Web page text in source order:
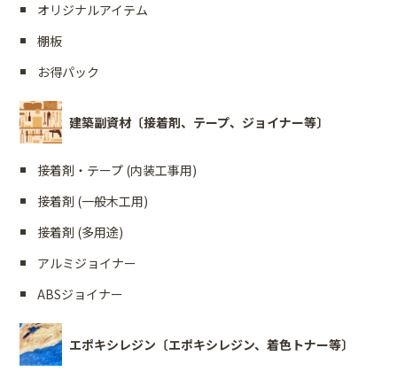
オリジナルアイテム
棚板
お得パック
建築副資材〔接着剤、テープ、ジョイナー等〕
接着剤・テープ (内装工事用)
接着剤 (一般木工用)
接着剤 (多用途)
アルミジョイナー
ABSジョイナー
エポキシレジン〔エポキシレジン、着色トナー等〕